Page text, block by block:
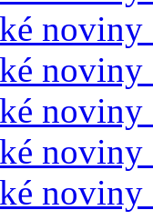
noviny
noviny
noviny
noviny
noviny